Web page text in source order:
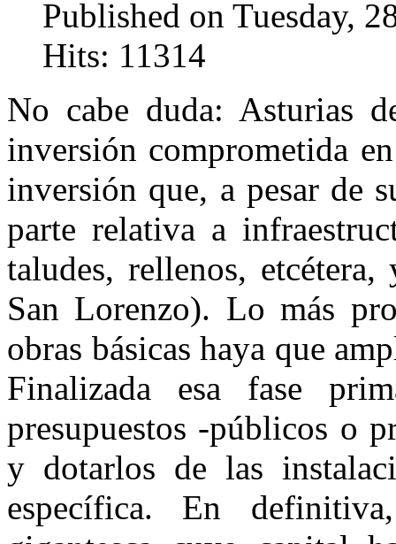
Published on Tuesday,
Hits: 11314
No cabe duda: Asturias
inversión comprometida
inversión que, a pesar de
parte relativa a
taludes, rellenos,
San Lorenzo). Lo más
obras básicas haya que
Finalizada esa fase
presupuestos -públicos o
y dotarlos de las
específica. En